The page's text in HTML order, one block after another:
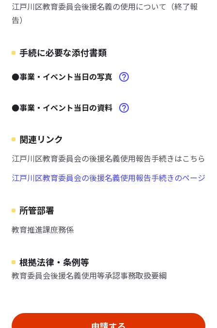
江戸川区教育委員会後援名義の使用について（終了報
告）
手続に必要な添付書類
●事業・イベント当日の写真
●事業・イベント当日の資料
関連リンク
江戸川区教育委員会の後援名義使用報告手続きはこちら
江戸川区教育委員会の後援名義使用報告手続きのページ
所管部署
教育推進課庶務係
根拠法律・条例等
教育委員会後援名義使用等承認事務取扱要綱